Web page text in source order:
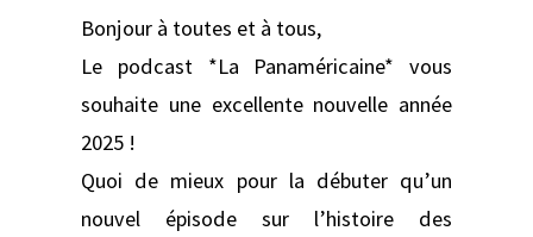
Bonjour à toutes et à tous,
Le podcast *La Panaméricaine* vous
souhaite une excellente nouvelle année
2025 !
Quoi de mieux pour la débuter qu’un
nouvel épisode sur l’histoire des